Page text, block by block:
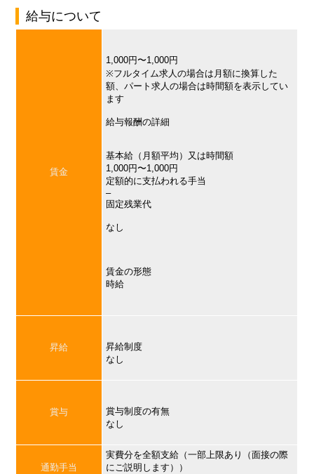
給与について
賃金
1,000円〜1,000円
※フルタイム求人の場合は月額に換算した
額、パート求人の場合は時間額を表示してい
ます
給与報酬の詳細
基本給（月額平均）又は時間額
1,000円〜1,000円
定額的に支払われる手当
–
固定残業代
なし
賃金の形態
時給
昇給
昇給制度
なし
賞与
賞与制度の有無
なし
通勤手当
実費分を全額支給（一部上限あり（面接の際
にご説明します））